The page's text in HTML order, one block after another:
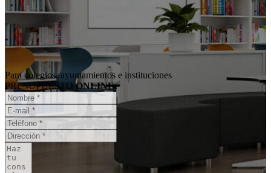
Para colegios, ayuntamientos e instituciones
PRESUPUESTOONLINE